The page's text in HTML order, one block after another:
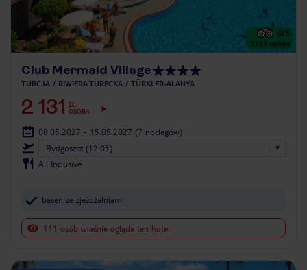
4/5
1383 opinie
Club Mermaid Village
TURCJA RIWIERA TURECKA TÜRKLER-ALANYA
2 131
ZŁ
OSOBA
08.05.2027 - 15.05.2027 (7 noclegów)
Bydgoszcz (12:05)
All Inclusive
basen ze zjeżdżalniami
111 osób właśnie ogląda ten hotel